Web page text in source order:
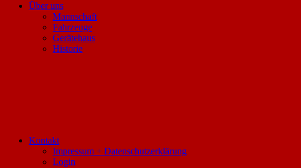
Über uns
Mannschaft
Fahrzeuge
Gerätehaus
Historie
Kontakt
Impressum + Datenschutzerklärung
Login